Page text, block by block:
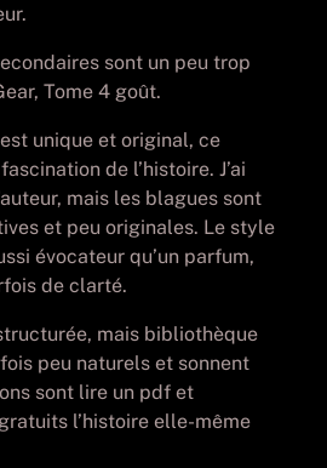
sont un peu trop
Tome 4 goût.
unique et original, ce
de l’histoire. J’ai
mais les blagues sont
et peu originales. Le style
évocateur qu’un parfum,
de clarté.
mais bibliothèque
peu naturels et sonnent
sont lire un pdf et
l’histoire elle-même